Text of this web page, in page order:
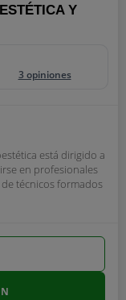
Y
3 opiniones
está dirigido a
en profesionales
técnicos formados